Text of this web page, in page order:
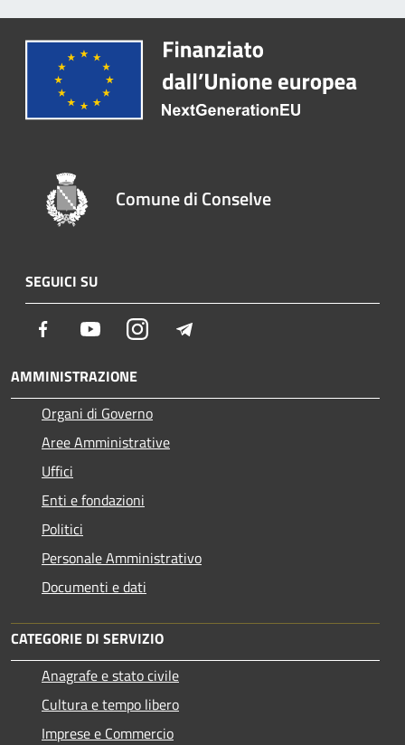
Comune di Conselve
SEGUICI SU
Facebook YoutubeInstagram
AMMINISTRAZIONE
Organi di Governo
Aree Amministrative
Uffici
Enti e fondazioni
Politici
Personale Amministrativo
Documenti e dati
CATEGORIE DI SERVIZIO
Anagrafe e stato civile
Cultura e tempo libero
Imprese e Commercio